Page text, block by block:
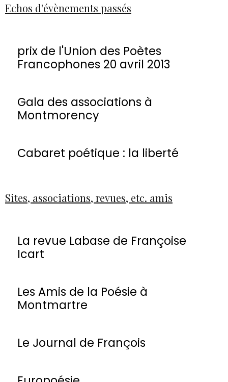
Echos d'évènements passés
prix de l'Union des Poètes
Francophones 20 avril 2013
Gala des associations à
Montmorency
Cabaret poétique : la liberté
Sites, associations, revues, etc. amis
La revue Labase de Françoise
Icart
Les Amis de la Poésie à
Montmartre
Le Journal de François